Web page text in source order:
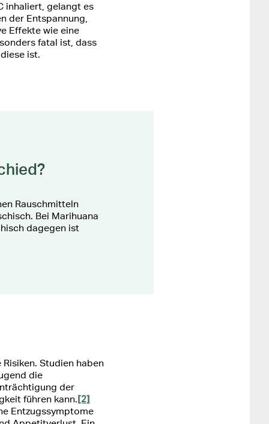
inhaliert, gelangt es
der Entspannung,
Effekte wie eine
fatal ist, dass
ist.
Rauschmitteln
Bei Marihuana
dagegen ist
Studien haben
die
der
führen kann.[2]
Entzugssymptome